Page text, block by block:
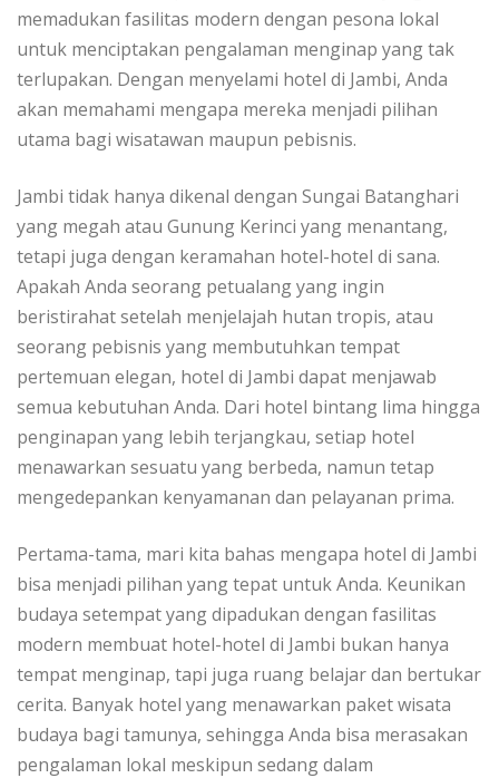
memadukan fasilitas modern dengan pesona lokal
untuk menciptakan pengalaman menginap yang tak
terlupakan. Dengan menyelami hotel di Jambi, Anda
akan memahami mengapa mereka menjadi pilihan
utama bagi wisatawan maupun pebisnis.
Jambi tidak hanya dikenal dengan Sungai Batanghari
yang megah atau Gunung Kerinci yang menantang,
tetapi juga dengan keramahan hotel-hotel di sana.
Apakah Anda seorang petualang yang ingin
beristirahat setelah menjelajah hutan tropis, atau
seorang pebisnis yang membutuhkan tempat
pertemuan elegan, hotel di Jambi dapat menjawab
semua kebutuhan Anda. Dari hotel bintang lima hingga
penginapan yang lebih terjangkau, setiap hotel
menawarkan sesuatu yang berbeda, namun tetap
mengedepankan kenyamanan dan pelayanan prima.
Pertama-tama, mari kita bahas mengapa hotel di Jambi
bisa menjadi pilihan yang tepat untuk Anda. Keunikan
budaya setempat yang dipadukan dengan fasilitas
modern membuat hotel-hotel di Jambi bukan hanya
tempat menginap, tapi juga ruang belajar dan bertukar
cerita. Banyak hotel yang menawarkan paket wisata
budaya bagi tamunya, sehingga Anda bisa merasakan
pengalaman lokal meskipun sedang dalam